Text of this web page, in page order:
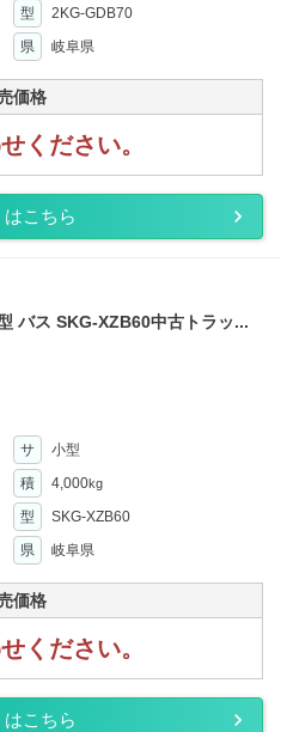
型
2KG-GDB70
県 岐阜県
価格
ください。
こちら
バス SKG-XZB60中古トラッ...
サ
小型
積 4,000kg
型
SKG-XZB60
県 岐阜県
価格
ください。
こちら